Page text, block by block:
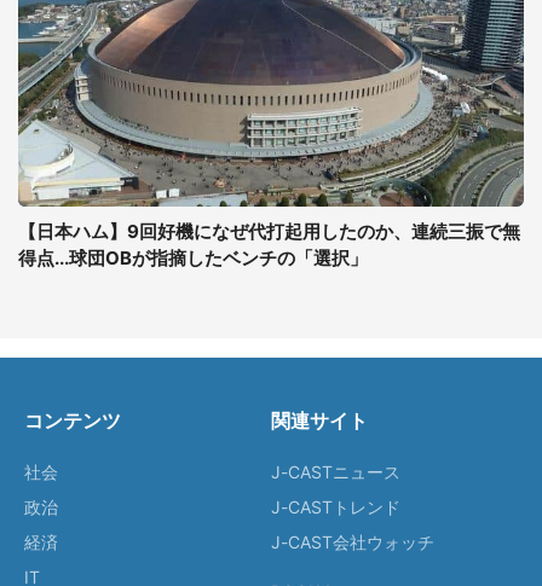
【日本ハム】9回好機になぜ代打起用したのか、連続三振で無
得点...球団OBが指摘したベンチの「選択」
コンテンツ
社会
政治
経済
IT
関連サイト
J-CASTニュース
J-CASTトレンド
J-CAST会社ウォッチ